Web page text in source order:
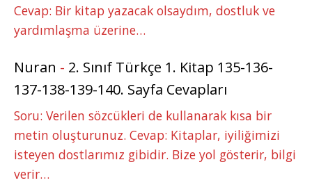
Cevap: Bir kitap yazacak olsaydım, dostluk ve
yardımlaşma üzerine…
Nuran - 2. Sınıf Türkçe 1. Kitap 135-136-
137-138-139-140. Sayfa Cevapları
Soru: Verilen sözcükleri de kullanarak kısa bir
metin oluşturunuz. Cevap: Kitaplar, iyiliğimizi
isteyen dostlarımız gibidir. Bize yol gösterir, bilgi
verir…